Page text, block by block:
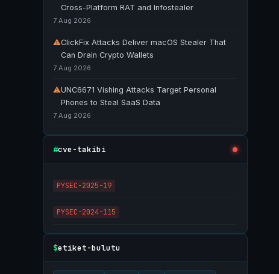
Cross-Platform RAT and Infostealer
7 Aug 2026
⚠ClickFix Attacks Deliver macOS Stealer That
Can Drain Crypto Wallets
7 Aug 2026
⚠UNC6671 Vishing Attacks Target Personal
Phones to Steal SaaS Data
7 Aug 2026
#cve-takibi
PYSEC-2025-19
PYSEC-2024-115
$etiket-bulutu